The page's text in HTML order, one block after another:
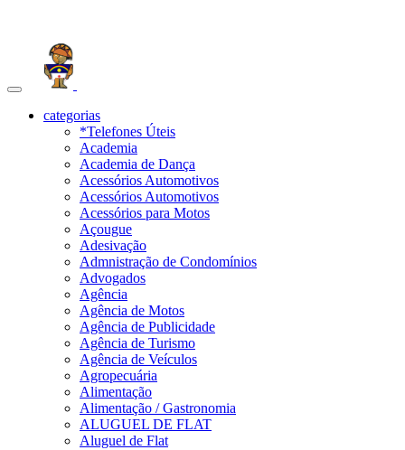
Toggle
navigationcategorias
*Telefones Úteis
Academia
Academia de Dança
Acessórios Automotivos
Acessórios Automotivos
Acessórios para Motos
Açougue
Adesivação
Admnistração de Condomínios
Advogados
Agência
Agência de Motos
Agência de Publicidade
Agência de Turismo
Agência de Veículos
Agropecuária
Alimentação
Alimentação / Gastronomia
ALUGUEL DE FLAT
Aluguel de Flat